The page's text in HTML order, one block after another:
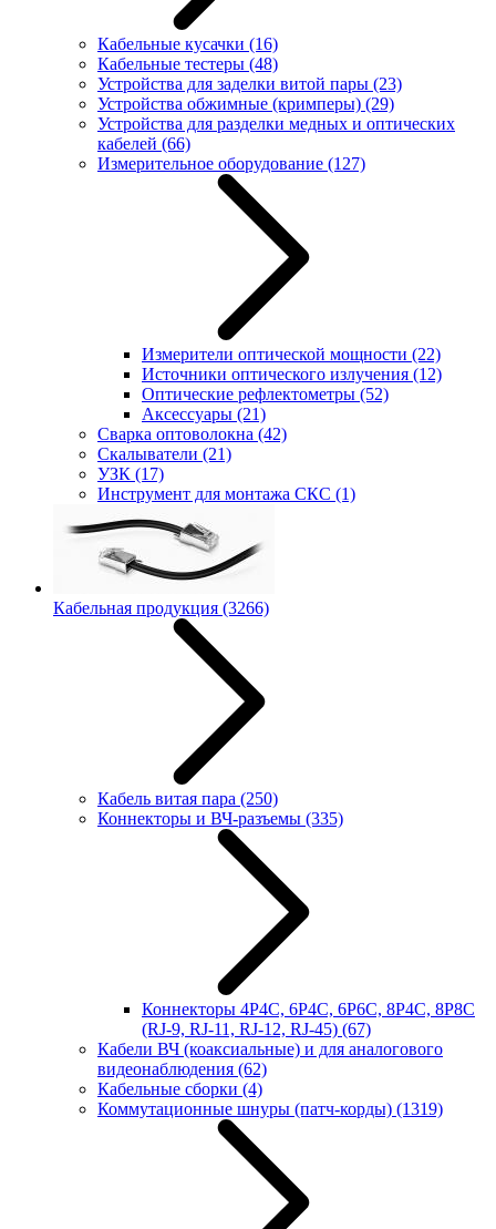
Кабельные кусачки (16)
Кабельные тестеры (48)
Устройства для заделки витой пары (23)
Устройства обжимные (кримперы) (29)
Устройства для разделки медных и оптических
кабелей (66)
Измерительное оборудование (127)
Измерители оптической мощности (22)
Источники оптического излучения (12)
Оптические рефлектометры (52)
Аксессуары (21)
Сварка оптоволокна (42)
Скалыватели (21)
УЗК (17)
Инструмент для монтажа СКС (1)
Кабельная продукция (3266)
Кабель витая пара (250)
Коннекторы и ВЧ-разъемы (335)
Коннекторы 4P4C, 6P4C, 6P6C, 8P4C, 8P8C
(RJ-9, RJ-11, RJ-12, RJ-45) (67)
Кабели ВЧ (коаксиальные) и для аналогового
видеонаблюдения (62)
Кабельные сборки (4)
Коммутационные шнуры (патч-корды) (1319)